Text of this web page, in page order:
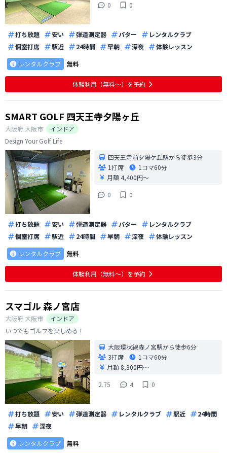
0
0
打ち放題 安い 弾道測定器 パター
レンタルクラブ
個室打席
駅近 24時間 早朝 深夜
体験レッスン
レンタルクラブ
無料
体験利用（無料〜）を予約
SMART GOLF 四天王寺夕陽ヶ丘
大阪府 大阪市
インドア
Design Your Golf Life
四天王寺前夕陽ケ丘駅から徒歩3分
1打席
1コマ60分
月額 4,400円〜
0
0
打ち放題 安い 弾道測定器 パター
レンタルクラブ
個室打席
駅近 24時間 早朝 深夜
体験レッスン
レンタルクラブ
無料
体験利用（無料〜）を予約
スマゴル 森ノ宮店
大阪府 大阪市
インドア
いつでもゴルフを楽しめる！
大阪環状線森ノ宮駅から徒歩6分
3打席
1コマ60分
月額 8,800円〜
2.75
4 0
打ち放題 安い 弾道測定器 レンタルクラブ 駅近
24時間
早朝
深夜
レンタルクラブ
無料